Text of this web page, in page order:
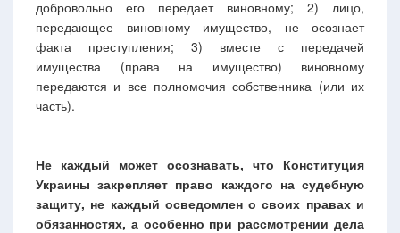
добровольно его передает виновному; 2) лицо,
передающее виновному имущество, не осознает
факта преступления; 3) вместе с передачей
имущества (права на имущество) виновному
передаются и все полномочия собственника (или их
часть).
Не каждый может осознавать, что Конституция
Украины закрепляет право каждого на судебную
защиту, не каждый осведомлен о своих правах и
обязанностях, а особенно при рассмотрении дела